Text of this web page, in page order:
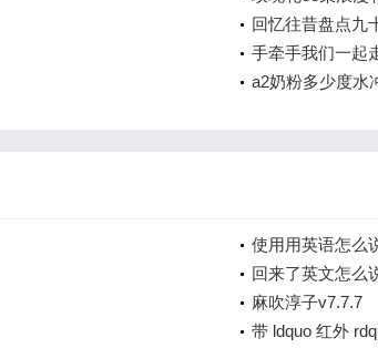
回忆往昔盘点九
手牵手我们一起
a2奶粉多少度水
使用用英语怎么
回来了英文怎么
麻吹淳子v7.7.7
带 ldquo 红外